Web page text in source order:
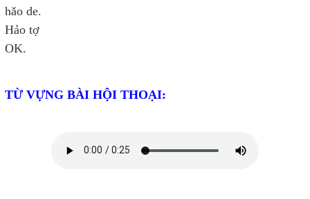
hǎo de.
Hảo tợ
OK.
TỪ VỰNG BÀI HỘI THOẠI: